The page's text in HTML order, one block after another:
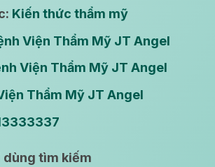
Kiến thức thẩm mỹ
Viện Thẩm Mỹ JT Angel
Viện Thẩm Mỹ JT Angel
Thẩm Mỹ JT Angel
dùng tìm kiếm